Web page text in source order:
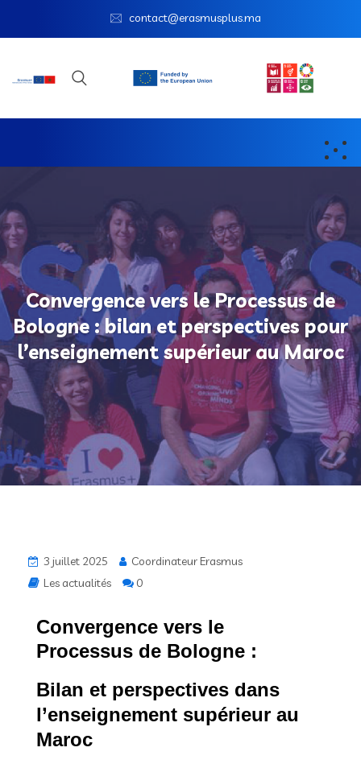
contact@erasmusplus.ma
Convergence vers le Processus de
Bologne : bilan et perspectives pour
l’enseignement supérieur au Maroc
3 juillet 2025
Coordinateur Erasmus
Les actualités
0
Convergence vers le
Processus de Bologne :
Bilan et perspectives dans
l’enseignement supérieur au
Maroc